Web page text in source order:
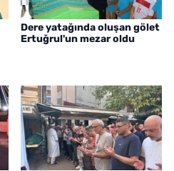
Dere yatağında oluşan gölet
Ertuğrul'un mezar oldu